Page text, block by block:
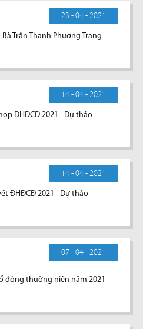
23 - 04 - 2021
Trần Thanh Phương Trang
14 - 04 - 2021
ĐHĐCĐ 2021 - Dự thảo
14 - 04 - 2021
ĐHĐCĐ 2021 - Dự thảo
07 - 04 - 2021
đông thường niên năm 2021